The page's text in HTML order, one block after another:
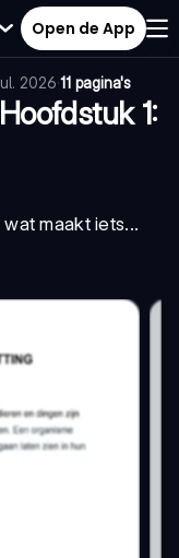
Open de App
2026·11 pagina's
1:
maakt iets...